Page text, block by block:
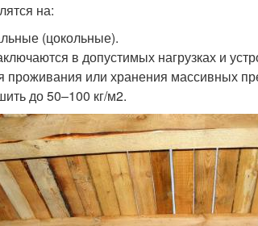
на:
(цокольные).
в допустимых нагрузках и
проживания или хранения массивных
до 50–100 кг/м2.